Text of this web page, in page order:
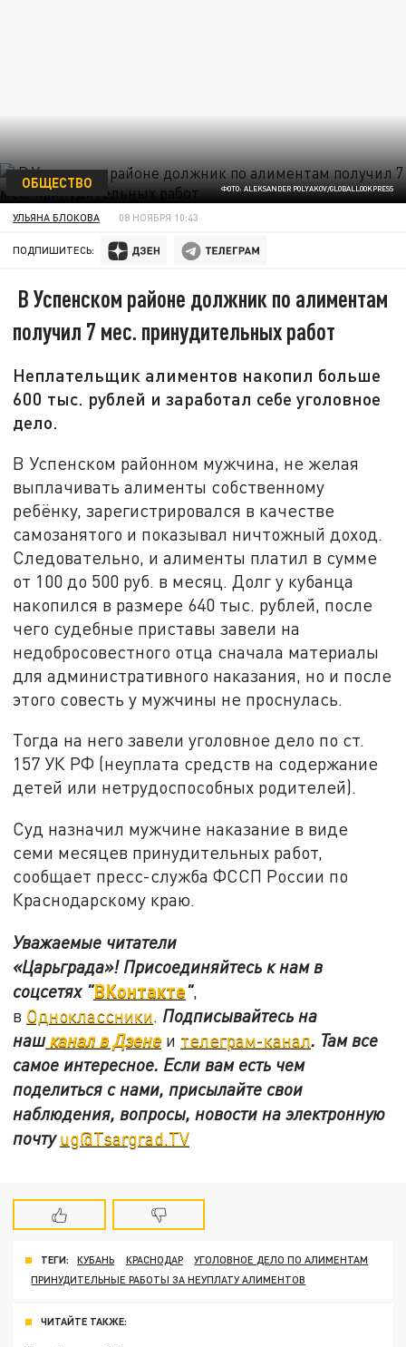
ФОТО: ALEKSANDER POLYAKOV/GLOBALLOOKPRESS
ОБЩЕСТВО
УЛЬЯНА БЛОКОВА 08 НОЯБРЯ 10:43
ПОДПИШИТЕСЬ:
В Успенском районе должник по алиментам
получил 7 мес. принудительных работ
Неплательщик алиментов накопил больше
600 тыс. рублей и заработал себе уголовное
дело.
В Успенском районном мужчина, не желая
выплачивать алименты собственному
ребёнку, зарегистрировался в качестве
самозанятого и показывал ничтожный доход.
Следовательно, и алименты платил в сумме
от 100 до 500 руб. в месяц. Долг у кубанца
накопился в размере 640 тыс. рублей, после
чего судебные приставы завели на
недобросовестного отца сначала материалы
для административного наказания, но и после
этого совесть у мужчины не проснулась.
Тогда на него завели уголовное дело по ст.
157 УК РФ (неуплата средств на содержание
детей или нетрудоспособных родителей).
Суд назначил мужчине наказание в виде
семи месяцев принудительных работ,
сообщает пресс-служба ФССП России по
Краснодарскому краю.
Уважаемые читатели
«Царьграда»! Присоединяйтесь к нам в
соцсетях "ВКонтакте",
в Одноклассники. Подписывайтесь на
нашканал в Дзене и телеграм-канал. Там все
самое интересное. Если вам есть чем
поделиться с нами, присылайте свои
наблюдения, вопросы, новости на электронную
почтуug@Tsargrad.TV
ТЕГИ: КУБАНЬ КРАСНОДАР
УГОЛОВНОЕ ДЕЛО ПО АЛИМЕНТАМ
ПРИНУДИТЕЛЬНЫЕ РАБОТЫ ЗА НЕУПЛАТУ АЛИМЕНТОВ
ЧИТАЙТЕ ТАКЖЕ: